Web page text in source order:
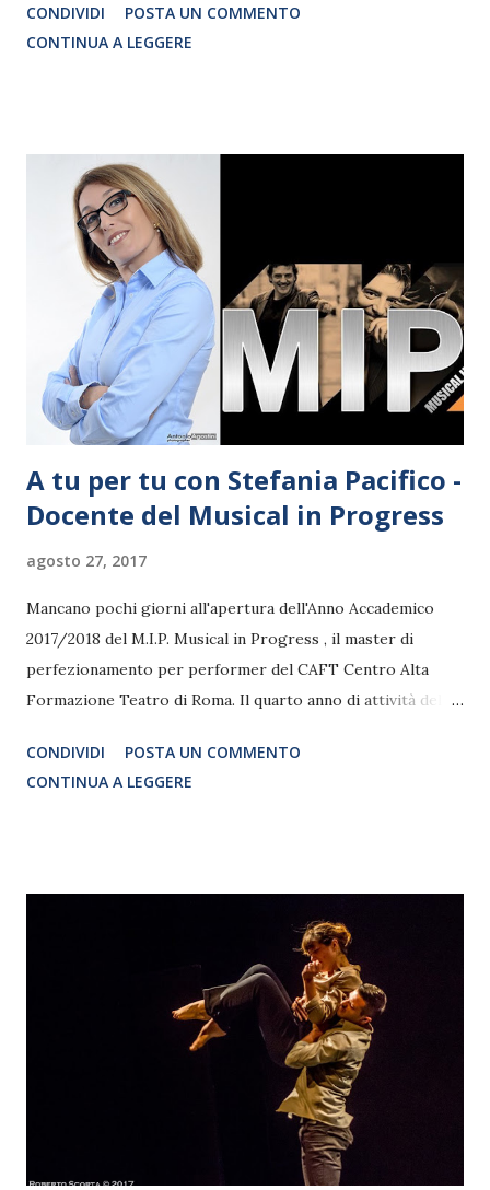
Azerbaijan, Brasile, Bulgaria, Cile, Repubblica Popolare
Cinese, Croazia, Estonia, Lituania, Malta, Moldavia, Polonia,
26 agosto nella città di Seia, situata nella Serra da Estrela,
nel distretto di Guarda in Portogallo. Il grande artista
toscano dalla voce di velluto, ha convinto la giuria
internazionale, costituita da personalità di rilievo del
mondo della musica, con Nothing can stop the run, un
brano di cui è anche autore. E' infine stato decretato il
vincitore durante la serata di gala-concerto che si è tenuta
sabato 26 agosto pres...
CONDIVIDI
POSTA UN COMMENTO
CONTINUA A LEGGERE
A tu per tu con Stefania Pacifico -
Docente del Musical in Progress
agosto 27, 2017
Mancano pochi giorni all'apertura dell'Anno Accademico
2017/2018 del M.I.P. Musical in Progress , il master di
perfezionamento per performer del CAFT Centro Alta
Formazione Teatro di Roma. Il quarto anno di attività del
aprirà le lezioni il 12 ottobre 2017. Il 13 settembre si terrà l'
OPEN DAY MUSICAL IN PROGRESS presso Altro Spazio ,
docente di danza classica, laboratorio coreografico da
CONDIVIDI
POSTA UN COMMENTO
CONTINUA A LEGGERE